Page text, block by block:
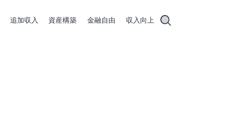
追加収入 資産構築 金融自由 収入向上